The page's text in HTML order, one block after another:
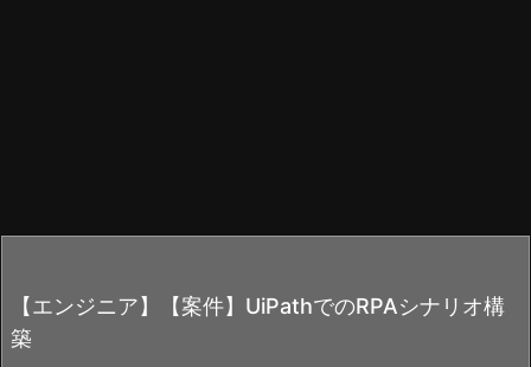
【エンジニア】【案件】UiPathでのRPAシナリオ構
築